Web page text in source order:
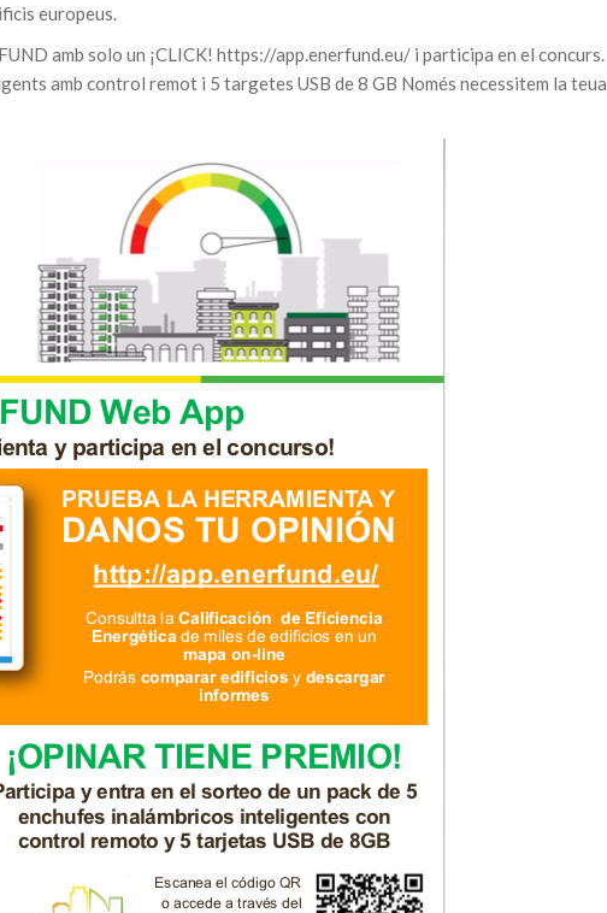
europeus.
amb solo un ¡CLICK! https://app.enerfund.eu/ i participa en el concurs.
amb control remot i 5 targetes USB de 8 GB Només necessitem la teua